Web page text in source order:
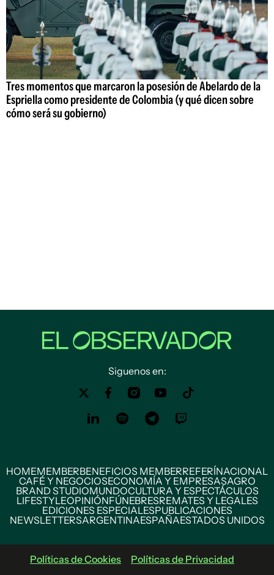
Tres momentos que marcaron la posesión de Abelardo de la
Espriella como presidente de Colombia (y qué dicen sobre
cómo será su gobierno)
Siguenos en:
HOMEMEMBERBENEFICIOS MEMBERREFERÍNACIONAL
CAFÉ Y NEGOCIOSECONOMÍA Y EMPRESASAGRO
BRAND STUDIOMUNDOCULTURA Y ESPECTÁCULOS
LIFESTYLEOPINIÓNFÚNEBRESREMATES Y LEGALES
EDICIONES ESPECIALESPUBLICACIONES
NEWSLETTERSARGENTINAESPAÑAESTADOS UNIDOS
Políticas de Cookies
Políticas de Privacidad